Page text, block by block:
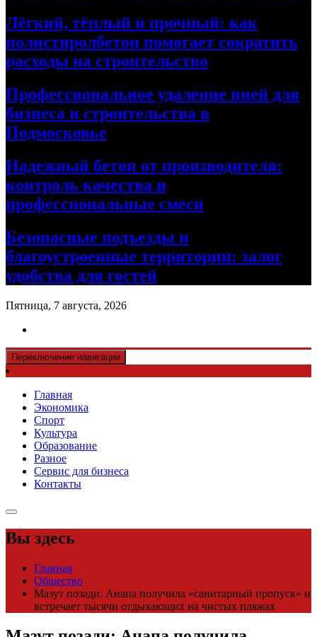
Лёгкий, тёплый и прочный: как
полистиролбетон помогает сократить
расходы на строительство
Профессиональное удаление пней для
бизнеса и строительства в
Подмосковье
Надежный бетон от производителя:
контроль качества и
профессиональные смеси
Безопасные подъезды и
благоустроенные территории: залог
удобства для гостей
Пятница, 7 августа, 2026
Переключение навигации
Главная
Экономика
Спорт
Культура
Образование
Разное
Сервис для бизнеса
Контакты
Вы здесь
Главная
Общество
Мазут позади: Анапа получила «санитарный пропуск» и
встречает тысячи отдыхающих на чистых пляжах